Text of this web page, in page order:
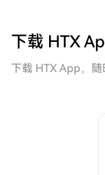
下载 HTX
下载 HTX App，